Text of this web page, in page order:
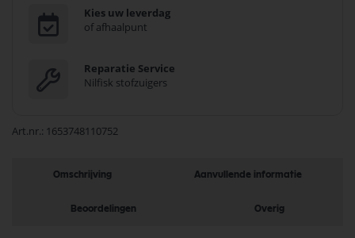
Kies uw leverdag
of afhaalpunt
Reparatie Service
Nilfisk stofzuigers
Art.nr. 1653748110752
Omschrijving Aanvullende informatie
Beoordelingen Overig